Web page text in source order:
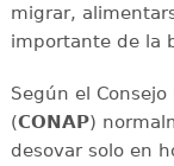
migrar,
importante de la
Según el
(CONAP)
desovar solo en